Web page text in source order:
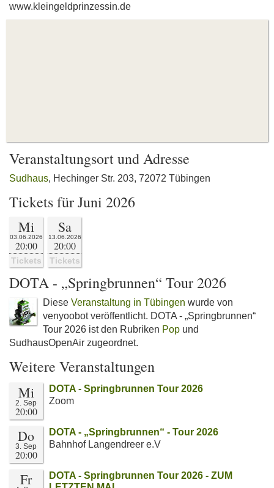
www.kleingeldprinzessin.de
Veranstaltungsort und Adresse
Sudhaus, Hechinger Str. 203, 72072 Tübingen
Tickets für Juni 2026
Mi
03.06.2026
20:00
Tickets
Sa
13.06.2026
20:00
Tickets
DOTA - „Springbrunnen“ Tour 2026
Diese Veranstaltung in Tübingen wurde von
venyoobot veröffentlicht. DOTA - „Springbrunnen“
Tour 2026 ist den Rubriken Pop und
SudhausOpenAir zugeordnet.
Weitere Veranstaltungen
Mi
2. Sep
20:00
DOTA - Springbrunnen Tour 2026
Zoom
Do
3. Sep
20:00
DOTA - „Springbrunnen“ - Tour 2026
Bahnhof Langendreer e.V
Fr
DOTA - Springbrunnen Tour 2026 - ZUM